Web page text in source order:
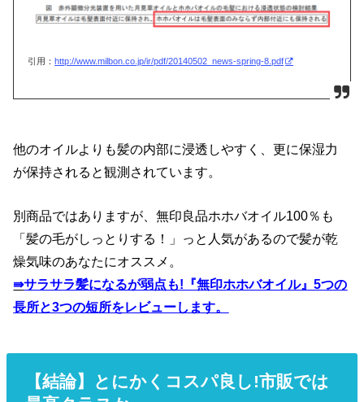
引用： http://www.milbon.co.jp/ir/pdf/20140502_news-spring-8.pdf
他のオイルよりも髪の内部に浸透しやすく、更に保湿力
が保持されると観測されています。
別商品ではありますが、無印良品ホホバオイル100％も
「髪の毛がしっとりする！」っと人気があるので髪が乾
燥気味のあなたにオススメ。
⇛サラサラ髪になるが弱点も!『無印ホホバオイル』5つの
長所と3つの短所をレビューします。
【結論】とにかくコスパ良し!市販では